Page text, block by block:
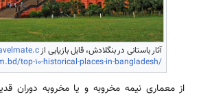
آثار باستانی در بنگلادش، قابل بازیابی از
top-10-historical-places-in-bangladesh/
از معماری نیمه مخروبه و یا مخروبه دوران